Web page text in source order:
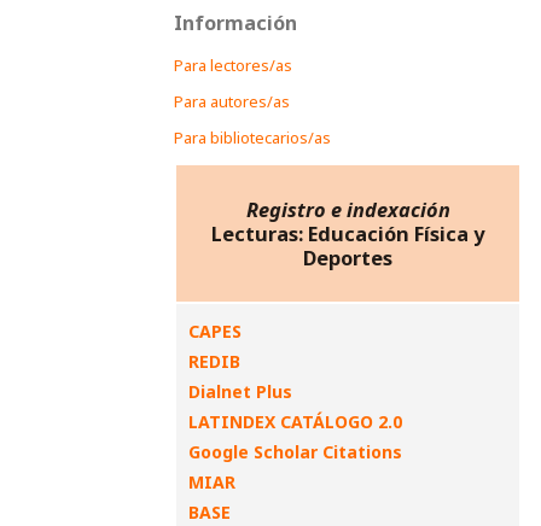
Información
Para lectores/as
Para autores/as
Para bibliotecarios/as
Registro e indexación
Lecturas: Educación Física y
Deportes
CAPES
REDIB
Dialnet Plus
LATINDEX CATÁLOGO 2.0
Google Scholar Citations
MIAR
BASE